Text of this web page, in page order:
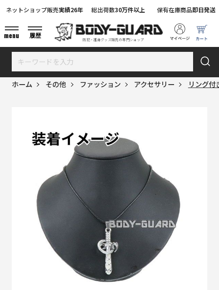
防犯・護身グッズ販売の専門ショップ
ネットショップ販売実績26年 総出荷数30万件以上 保有在庫商品即日発送
menu 履歴
ホーム その他 ファッション アクセサリー リング